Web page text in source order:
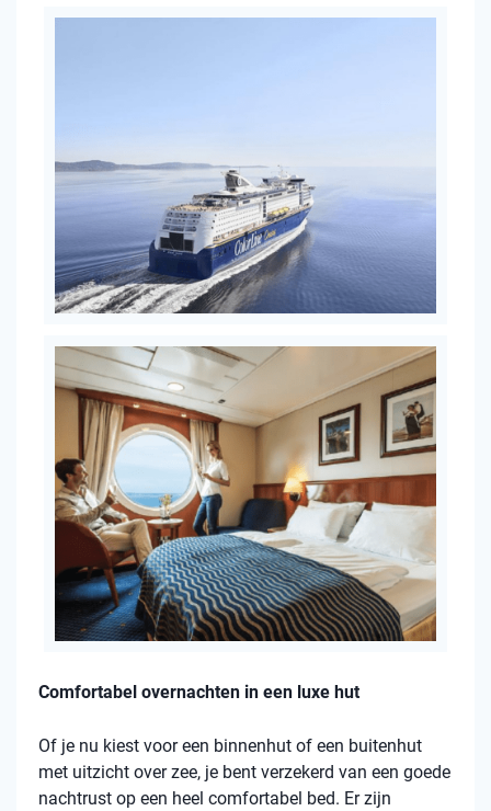
Comfortabel overnachten in een luxe hut
Of je nu kiest voor een binnenhut of een buitenhut
met uitzicht over zee, je bent verzekerd van een goede
nachtrust op een heel comfortabel bed. Er zijn